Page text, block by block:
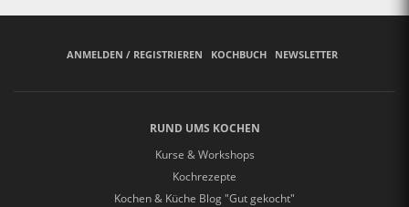
ANMELDEN / REGISTRIEREN KOCHBUCH NEWSLETTER
RUND UMS KOCHEN
Kurse & Workshops
Kochrezepte
Kochen & Küche Blog "Gut gekocht"